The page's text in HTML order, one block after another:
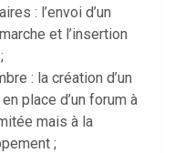
: l’envoi d’un
et l’insertion
: la création d’un
place d’un forum à
mais à la
;